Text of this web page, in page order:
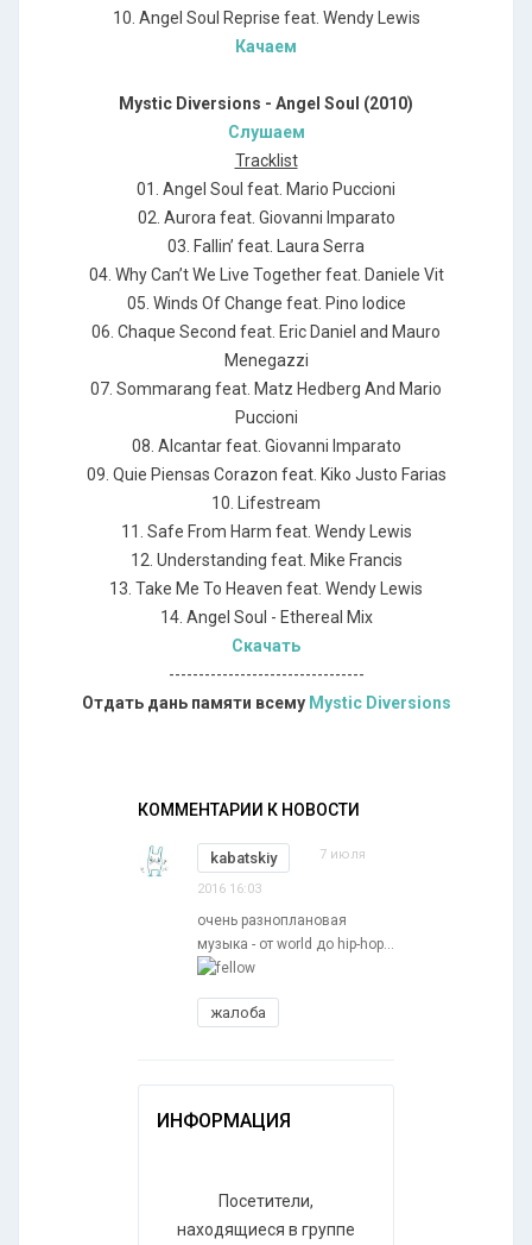
10. Angel Soul Reprise feat. Wendy Lewis
Качаем
Mystic Diversions - Angel Soul (2010)
Слушаем
Tracklist
01. Angel Soul feat. Mario Puccioni
02. Aurora feat. Giovanni Imparato
03. Fallin’ feat. Laura Serra
04. Why Can’t We Live Together feat. Daniele Vit
05. Winds Of Change feat. Pino Iodice
06. Chaque Second feat. Eric Daniel and Mauro
Menegazzi
07. Sommarang feat. Matz Hedberg And Mario
Puccioni
08. Alcantar feat. Giovanni Imparato
09. Quie Piensas Corazon feat. Kiko Justo Farias
10. Lifestream
11. Safe From Harm feat. Wendy Lewis
12. Understanding feat. Mike Francis
13. Take Me To Heaven feat. Wendy Lewis
14. Angel Soul - Ethereal Mix
Скачать
---------------------------------
Отдать дань памяти всему Mystic Diversions
КОММЕНТАРИИ К НОВОСТИ
kabatskiy 7 июля
2016 16:03
очень разноплановая
музыка - от world до hip-hop...
жалоба
ИНФОРМАЦИЯ
Посетители,
находящиеся в группе